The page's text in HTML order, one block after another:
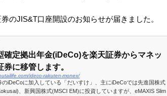
のJIS&T口座開設のお知らせが届きました。
確定拠出年金(iDeCo)を楽天証券からマネッ
券に移管します。
ideco-rakuten-monex/
のiDeCoに加入している「だいすけ」、主にiDeCoでは先進国株式
、新興国株式(MSCI EM)に投資していますが、eMAXIS Slim